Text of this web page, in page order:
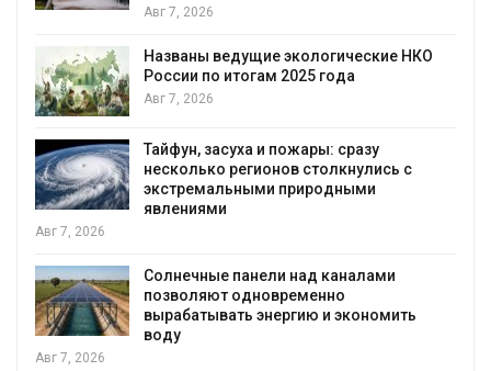
Авг 7, 2026
Названы ведущие экологические НКО
России по итогам 2025 года
Авг 7, 2026
Тайфун, засуха и пожары: сразу
несколько регионов столкнулись с
экстремальными природными
явлениями
Авг 7, 2026
Солнечные панели над каналами
позволяют одновременно
вырабатывать энергию и экономить
воду
Авг 7, 2026